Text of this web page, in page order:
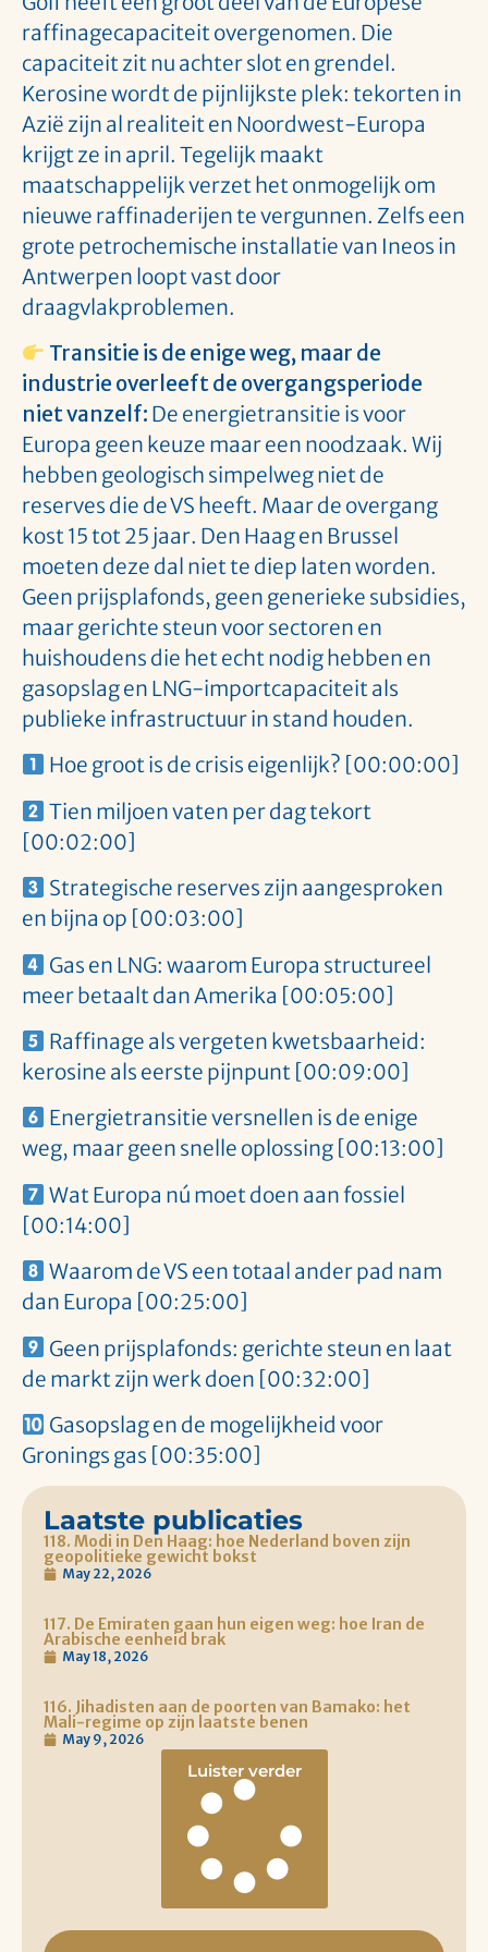
raffinagecapaciteit overgenomen. Die
capaciteit zit nu achter slot en grendel.
Kerosine wordt de pijnlijkste plek: tekorten in
Azië zijn al realiteit en Noordwest-Europa
krijgt ze in april. Tegelijk maakt
maatschappelijk verzet het onmogelijk om
nieuwe raffinaderijen te vergunnen. Zelfs een
grote petrochemische installatie van Ineos in
Antwerpen loopt vast door
draagvlakproblemen.
Transitie is de enige weg, maar de
industrie overleeft de overgangsperiode
niet vanzelf: De energietransitie is voor
Europa geen keuze maar een noodzaak. Wij
hebben geologisch simpelweg niet de
reserves die de VS heeft. Maar de overgang
kost 15 tot 25 jaar. Den Haag en Brussel
moeten deze dal niet te diep laten worden.
Geen prijsplafonds, geen generieke subsidies,
maar gerichte steun voor sectoren en
huishoudens die het echt nodig hebben en
gasopslag en LNG-importcapaciteit als
publieke infrastructuur in stand houden.
Hoe groot is de crisis eigenlijk? [00:00:00]
Tien miljoen vaten per dag tekort
[00:02:00]
Strategische reserves zijn aangesproken
en bijna op [00:03:00]
Gas en LNG: waarom Europa structureel
meer betaalt dan Amerika [00:05:00]
Raffinage als vergeten kwetsbaarheid:
kerosine als eerste pijnpunt [00:09:00]
Energietransitie versnellen is de enige
weg, maar geen snelle oplossing [00:13:00]
Wat Europa nú moet doen aan fossiel
[00:14:00]
Waarom de VS een totaal ander pad nam
dan Europa [00:25:00]
Geen prijsplafonds: gerichte steun en laat
de markt zijn werk doen [00:32:00]
Gasopslag en de mogelijkheid voor
Gronings gas [00:35:00]
Laatste publicaties
118. Modi in Den Haag: hoe Nederland boven zijn
geopolitieke gewicht bokst
May 22, 2026
117. De Emiraten gaan hun eigen weg: hoe Iran de
Arabische eenheid brak
May 18, 2026
116. Jihadisten aan de poorten van Bamako: het
Mali-regime op zijn laatste benen
May 9, 2026
Luister verder